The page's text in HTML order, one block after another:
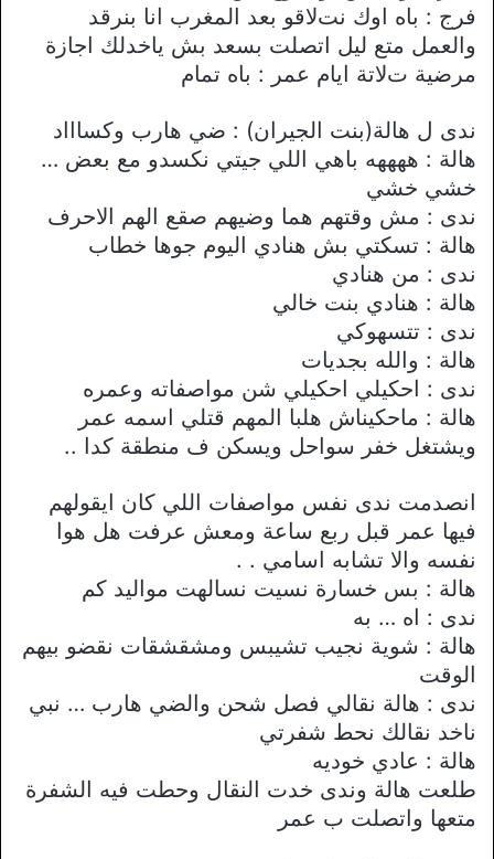
فرج : باه اوك نتﻻقو بعد المغرب انا بنرقد
والعمل متع ليل اتصلت بسعد بش ياخدلك اجازة
مرضية تﻻتة ايام عمر : باه تمام
ندى ل هالة(بنت الجيران) : ضي هارب وكساااد
هالة : ههههه باهي اللي جيتي نكسدو مع بعض …
خشي خشي
ندى : مش وقتهم هما وضيهم صقع الهم اﻻحرف
هالة : تسكتي بش هنادي اليوم جوها خطاب
ندى : من هنادي
هالة : هنادي بنت خالي
ندى : تتسهوكي
هالة : والله بجديات
ندى : احكيلي احكيلي شن مواصفاته وعمره
هالة : ماحكيناش هلبا المهم قتلي اسمه عمر
ويشتغل خفر سواحل ويسكن ف منطقة كدا ..
انصدمت ندى نفس مواصفات اللي كان ايقولهم
فيها عمر قبل ربع ساعة ومعش عرفت هل هوا
نفسه واﻻ تشابه اسامي . .
هالة : بس خسارة نسيت نسالهت مواليد كم
ندى : اه … به
هالة : شوية نجيب تشيبس ومشقشقات نقضو بيهم
الوقت
ندى : هالة نقالي فصل شحن والضي هارب … نبي
ناخد نقالك نحط شفرتي
هالة : عادي خوديه
طلعت هالة وندى خدت النقال وحطت فيه الشفرة
متعها واتصلت ب عمر